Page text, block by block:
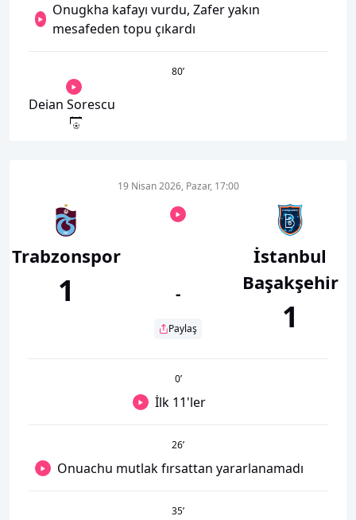
Onugkha kafayı vurdu, Zafer yakın
mesafeden topu çıkardı
80’
Deian Sorescu
Trabzonspor
1
19 Nisan 2026, Pazar, 17:00
-
Paylaş
İstanbul
Başakşehir
1
0’
İlk 11'ler
26’
Onuachu mutlak fırsattan yararlanamadı
35’